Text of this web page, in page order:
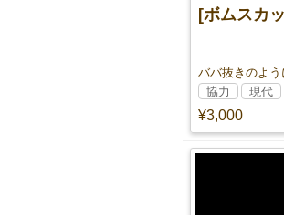
[ボムスカ
¥3,000
協力 現代